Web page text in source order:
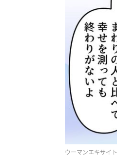
ウーマンエキサイト